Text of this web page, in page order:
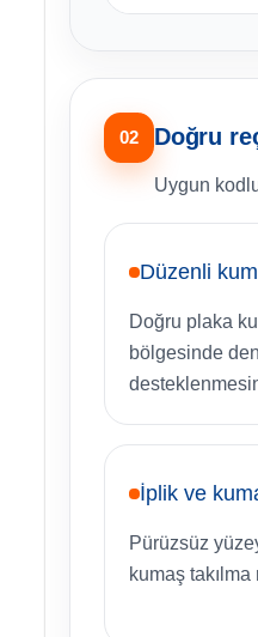
02 Doğru
Uygun
Düzenli
Doğru plaka
bölgesinde
İplik ve
Pürüzsüz
kumaş